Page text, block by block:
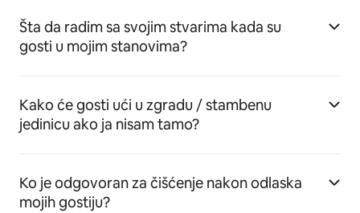
Šta da radim sa svojim stvarima kada su
gosti u mojim stanovima?
Kako će gosti ući u zgradu / stambenu
jedinicu ako ja nisam tamo?
Ko je odgovoran za čišćenje nakon odlaska
mojih gostiju?